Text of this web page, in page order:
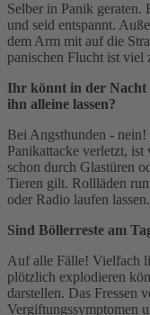
Selber in Panik
und seid entspannt.
dem Arm mit auf die
panischen Flucht ist viel
Ihr könnt in der
ihn alleine lassen?
Bei Angsthunden -
Panikattacke verletzt,
schon durch Glastüren
Tieren gilt. Rollläden
oder Radio laufen lassen.
Sind Böllerreste am
Auf alle Fälle! Vielfach
plötzlich explodieren
darstellen. Das Fressen
Vergiftungssymptomen